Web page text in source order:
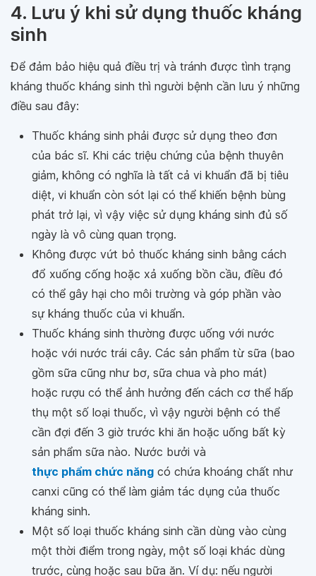
4. Lưu ý khi sử dụng thuốc kháng
sinh
Để đảm bảo hiệu quả điều trị và tránh được tình trạng
kháng thuốc kháng sinh thì người bệnh cần lưu ý những
điều sau đây:
Thuốc kháng sinh phải được sử dụng theo đơn
của bác sĩ. Khi các triệu chứng của bệnh thuyên
giảm, không có nghĩa là tất cả vi khuẩn đã bị tiêu
diệt, vi khuẩn còn sót lại có thể khiến bệnh bùng
phát trở lại, vì vậy việc sử dụng kháng sinh đủ số
ngày là vô cùng quan trọng.
Không được vứt bỏ thuốc kháng sinh bằng cách
đổ xuống cống hoặc xả xuống bồn cầu, điều đó
có thể gây hại cho môi trường và góp phần vào
sự kháng thuốc của vi khuẩn.
Thuốc kháng sinh thường được uống với nước
hoặc với nước trái cây. Các sản phẩm từ sữa (bao
gồm sữa cũng như bơ, sữa chua và pho mát)
hoặc rượu có thể ảnh hưởng đến cách cơ thể hấp
thụ một số loại thuốc, vì vậy người bệnh có thể
cần đợi đến 3 giờ trước khi ăn hoặc uống bất kỳ
sản phẩm sữa nào. Nước bưởi và
thực phẩm chức năng có chứa khoáng chất như
canxi cũng có thể làm giảm tác dụng của thuốc
kháng sinh.
Một số loại thuốc kháng sinh cần dùng vào cùng
một thời điểm trong ngày, một số loại khác dùng
trước, cùng hoặc sau bữa ăn. Ví dụ: nếu người